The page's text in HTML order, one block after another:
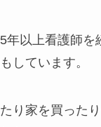
以上看護師を
しています。
り家を買った